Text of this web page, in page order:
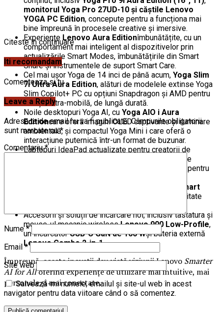
monitorul Yoga Pro 27UD-10 și căștile Lenovo
YOGA PC Edition, concepute pentru a funcționa mai
bine împreună în procesele creative și imersive.
Experiențe Lenovo Aura Editionîmbunătățite, cu un
comportament mai inteligent al dispozitivelor prin
actualizările Smart Modes, îmbunătățirile din Smart
Share și instrumentele de suport Smart Care.
Cel mai ușor Yoga de 14 inci de până acum, Yoga Slim
7i Ultra Aura Edition, alături de modelele extinse Yoga
Slim Copilot+ PC cu opțiuni Snapdragon și AMD pentru
creație ultra-mobilă, de lungă durată.
Noile desktopuri Yoga AI, cu Yoga AIO i Aura
Editioncare oferă imagini OLED captivante și iluminare
ambientală, și compactul Yoga Mini i care oferă o
interacțiune puternică într-un format de buzunar.
Laptopuri IdeaPad actualizate pentru creatorii de
și noile
cu suport flexibil pentru
Lenovo Smart
, acum cu suport iOS, funcții de continuitate
Accesorii și soluții de încărcare noi, inclusiv tastatura și
mouse-ul mecanic wirelessLenovo 900 Low-Profile,
un încărcătorUSB-C GaN de 100 Wși bateria externă
Lenovo Combo 2-in-1.
Împreună, aceste inovații dau viață viziunii Lenovo Smarter
AI for Alloferind experiențe de utilizare mai intuitive, mai
personale și mai conectate.
Citeste in continuare
Iti recomandam
Comenteaza si tu
Leave a Reply
Adresa ta de email nu va fi publicată. Câmpurile obligatorii
sunt marcate cu*
Comentariu*
Nume*
Email*
Site web
Salvează-mi numele, emailul și site-ul web în acest
navigator pentru data viitoare când o să comentez.